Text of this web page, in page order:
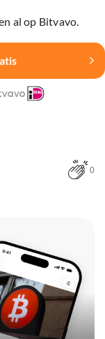
al op Bitvavo.
0